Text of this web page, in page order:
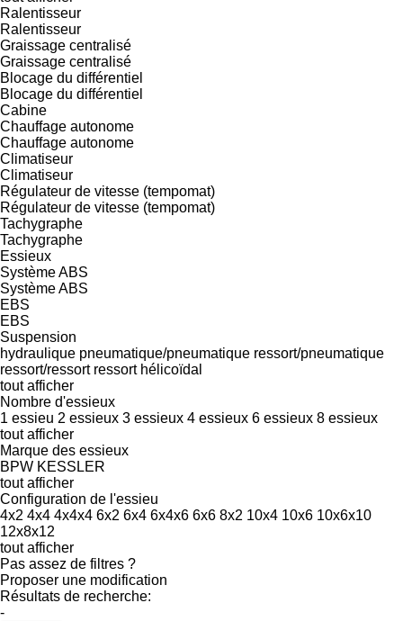
Ralentisseur
Ralentisseur
Graissage centralisé
Graissage centralisé
Blocage du différentiel
Blocage du différentiel
Cabine
Chauffage autonome
Chauffage autonome
Climatiseur
Climatiseur
Régulateur de vitesse (tempomat)
Régulateur de vitesse (tempomat)
Tachygraphe
Tachygraphe
Essieux
Système ABS
Système ABS
EBS
EBS
Suspension
hydraulique pneumatique/pneumatique ressort/pneumatique
ressort/ressort ressort hélicoïdal
tout afficher
Nombre d'essieux
1 essieu 2 essieux 3 essieux 4 essieux 6 essieux 8 essieux
tout afficher
Marque des essieux
BPW KESSLER
tout afficher
Configuration de l'essieu
4x2 4x4 4x4x4 6x2 6x4 6x4x6 6x6 8x2 10x4 10x6 10x6x10
12x8x12
tout afficher
Pas assez de filtres ?
Proposer une modification
Résultats de recherche:
-